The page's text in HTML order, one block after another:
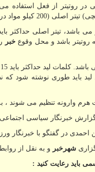
در روتیتر از فعل استفاده
در اراک کشف شد) نامیده می شود.
به روتیتر باشد و محل وقوعخبر
باید طوری نوشته شود که
هرم وارونه تنظیم می شوند ،
خبرنگار سیاسی اجتماعی
احمدی در گفتگو با خبرنگار
شهرخبر و به نقل از
باید رعایت کنید :